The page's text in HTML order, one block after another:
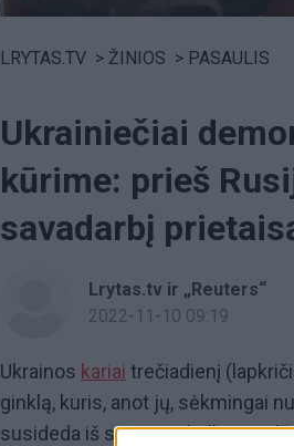
LRYTAS.TV > ŽINIOS > PASAULIS
Ukrainiečiai
kūrime: prieš
savadarbį
Lrytas.tv ir „Reuters“
2022-11-10 09:19
Ukrainos kariai trečiadienį
ginklą, kuris, anot jų, sėkmingai
susideda iš sujungtų